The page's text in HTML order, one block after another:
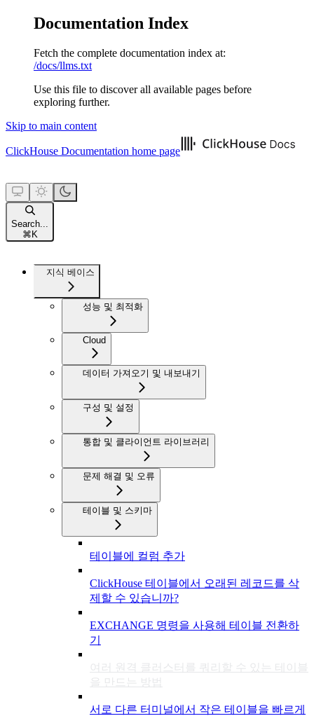
Documentation Index
Fetch the complete documentation index at:
/docs/llms.txt
Use this file to discover all available pages before
exploring further.
Skip to main content
ClickHouse Documentation home page
Search...
⌘ K
지식 베이스
성능 및 최적화
Cloud
데이터 가져오기 및 내보내기
구성 및 설정
통합 및 클라이언트 라이브러리
문제 해결 및 오류
테이블 및 스키마
테이블에 컬럼 추가
ClickHouse 테이블에서 오래된 레코드를 삭
제할 수 있습니까?
EXCHANGE 명령을 사용해 테이블 전환하
기
여러 원격 클러스터를 쿼리할 수 있는 테이블
을 만드는 방법
서로 다른 터미널에서 작은 테이블을 빠르게